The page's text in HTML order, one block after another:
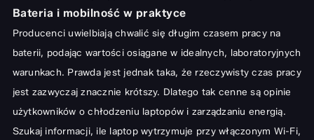
Bateria i mobilność w praktyce
Producenci uwielbiają chwalić się długim czasem pracy na
baterii, podając wartości osiągane w idealnych, laboratoryjnych
warunkach. Prawda jest jednak taka, że rzeczywisty czas pracy
jest zazwyczaj znacznie krótszy. Dlatego tak cenne są opinie
użytkowników o chłodzeniu laptopów i zarządzaniu energią.
Szukaj informacji, ile laptop wytrzymuje przy włączonym Wi-Fi,